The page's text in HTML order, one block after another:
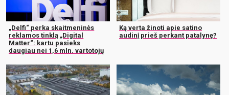
„Delfi“ perka skaitmeninės
reklamos tinklą „Digital
Matter“: kartu pasieks
daugiau nei 1,6 mln. vartotojų
Ką verta žinoti apie satino
audinį prieš perkant patalynę?